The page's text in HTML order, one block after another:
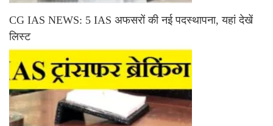
CG IAS NEWS: 5 IAS अफसरों की नई पदस्थापना, यहां देखें
लिस्ट